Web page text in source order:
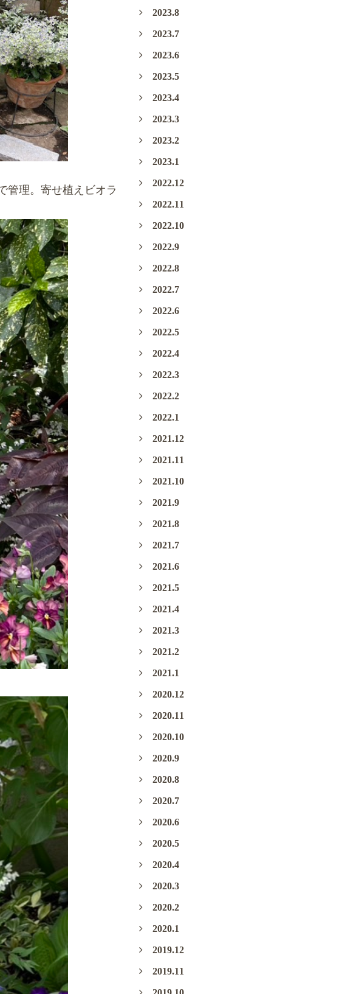
管理。寄せ植えビオラ
2023.8
2023.7
2023.6
2023.5
2023.4
2023.3
2023.2
2023.1
2022.12
2022.11
2022.10
2022.9
2022.8
2022.7
2022.6
2022.5
2022.4
2022.3
2022.2
2022.1
2021.12
2021.11
2021.10
2021.9
2021.8
2021.7
2021.6
2021.5
2021.4
2021.3
2021.2
2021.1
2020.12
2020.11
2020.10
2020.9
2020.8
2020.7
2020.6
2020.5
2020.4
2020.3
2020.2
2020.1
2019.12
2019.11